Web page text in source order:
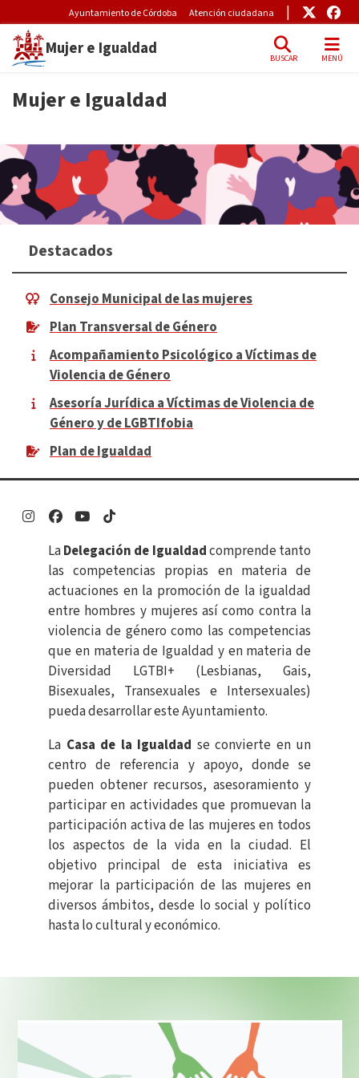
Pre-Header Microsite
Ayuntamiento de Córdoba Atención ciudadana Enlace
Mujer e Igualdad BUSCAR MENÚ
Mujer e Igualdad
Destacados
Consejo Municipal de las mujeres
Plan Transversal de Género
Acompañamiento Psicológico a Víctimas de
Violencia de Género
Asesoría Jurídica a Víctimas de Violencia de
Género y de LGBTIfobia
Plan de Igualdad
EnlaceEnlaceEnlaceEnlace
LaDelegación de Igualdadcomprende tanto
las competencias propias en materia de
actuaciones en la promoción de la igualdad
entre hombres y mujeres así como contra la
violencia de género como las competencias
que en materia de Igualdad y en materia de
Diversidad LGTBI+ (Lesbianas, Gais,
Bisexuales, Transexuales e Intersexuales)
pueda desarrollar este Ayuntamiento.
La Casa de la Igualdad se convierte en un
centro de referencia y apoyo, donde se
pueden obtener recursos, asesoramiento y
participar en actividades que promuevan la
participación activa de las mujeres en todos
los aspectos de la vida en la ciudad. El
objetivo principal de esta iniciativa es
mejorar la participación de las mujeres en
diversos ámbitos, desde lo social y político
hasta lo cultural y económico.